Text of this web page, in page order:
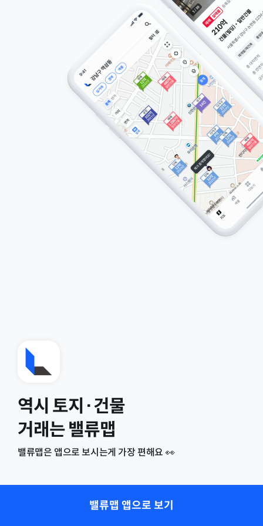
역시 토지·건물
거래는 밸류맵
밸류맵은 앱으로 보시는게 가장 편해요 👀
밸류맵 앱으로 보기